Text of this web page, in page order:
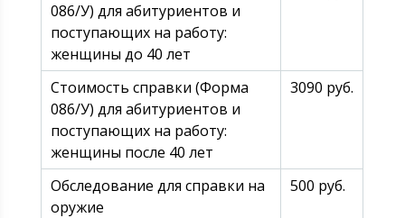
086/У) для абитуриентов и
поступающих на работу:
женщины до 40 лет
Стоимость справки (Форма
086/У) для абитуриентов и
поступающих на работу:
женщины после 40 лет
3090 руб.
Обследование для справки на
оружие
500 руб.